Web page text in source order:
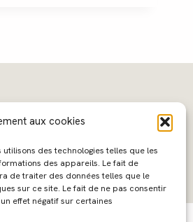
aux cookies
des technologies telles que les
des appareils. Le fait de
de traiter des données telles que le
sur ce site. Le fait de ne pas consentir
effet négatif sur certaines
:Azur Média